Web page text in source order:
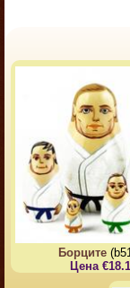
Борците
Цена